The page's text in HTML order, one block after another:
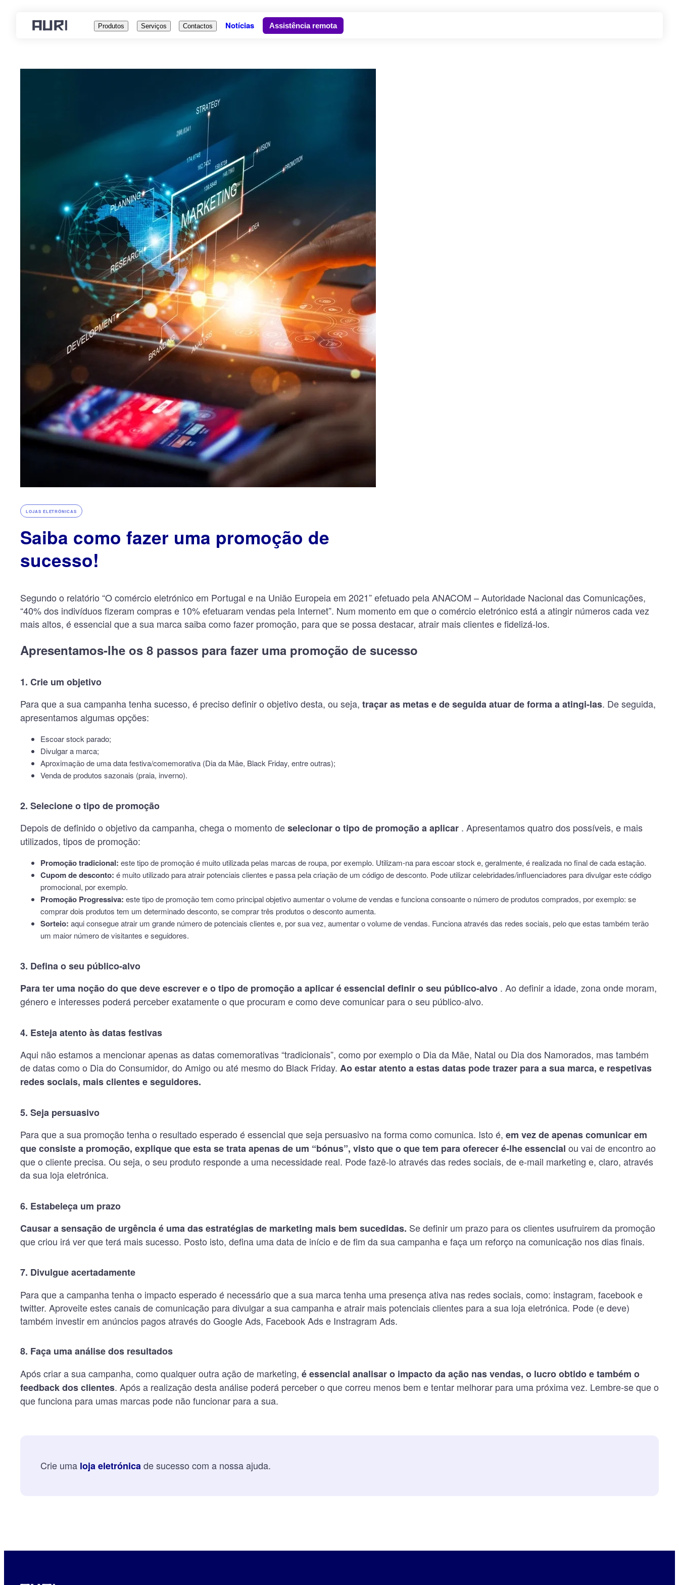
Produtos Serviços Contactos Notícias Assistência remota
LOJAS ELETRÓNICAS
Saiba como fazer uma promoção de
sucesso!
Segundo o relatório “O comércio eletrónico em Portugal e na União Europeia em 2021” efetuado pela ANACOM – Autoridade Nacional das Comunicações,
“40% dos indivíduos fizeram compras e 10% efetuaram vendas pela Internet”. Num momento em que o comércio eletrónico está a atingir números cada vez
mais altos, é essencial que a sua marca saiba como fazer promoção, para que se possa destacar, atrair mais clientes e fidelizá-los.
Apresentamos-lhe os 8 passos para fazer uma promoção de sucesso
1. Crie um objetivo
Para que a sua campanha tenha sucesso, é preciso definir o objetivo desta, ou seja, traçar as metas e de seguida atuar de forma a atingi-las. De seguida,
apresentamos algumas opções:
Escoar stock parado;
Divulgar a marca;
Aproximação de uma data festiva/comemorativa (Dia da Mãe, Black Friday, entre outras);
Venda de produtos sazonais (praia, inverno).
2. Selecione o tipo de promoção
Depois de definido o objetivo da campanha, chega o momento deselecionar o tipo de promoção a aplicar . Apresentamos quatro dos possíveis, e mais
utilizados, tipos de promoção:
Promoção tradicional: este tipo de promoção é muito utilizada pelas marcas de roupa, por exemplo. Utilizam-na para escoar stock e, geralmente, é realizada no final de cada estação.
Cupom de desconto: é muito utilizado para atrair potenciais clientes e passa pela criação de um código de desconto. Pode utilizar celebridades/influenciadores para divulgar este código
promocional, por exemplo.
Promoção Progressiva: este tipo de promoção tem como principal objetivo aumentar o volume de vendas e funciona consoante o número de produtos comprados, por exemplo: se
comprar dois produtos tem um determinado desconto, se comprar três produtos o desconto aumenta.
Sorteio: aqui consegue atrair um grande número de potenciais clientes e, por sua vez, aumentar o volume de vendas. Funciona através das redes sociais, pelo que estas também terão
um maior número de visitantes e seguidores.
3. Defina o seu público-alvo
Para ter uma noção do que deve escrever e o tipo de promoção a aplicar é essencial definir o seu público-alvo . Ao definir a idade, zona onde moram,
género e interesses poderá perceber exatamente o que procuram e como deve comunicar para o seu público-alvo.
4. Esteja atento às datas festivas
Aqui não estamos a mencionar apenas as datas comemorativas “tradicionais”, como por exemplo o Dia da Mãe, Natal ou Dia dos Namorados, mas também
de datas como o Dia do Consumidor, do Amigo ou até mesmo do Black Friday. Ao estar atento a estas datas pode trazer para a sua marca, e respetivas
redes sociais, mais clientes e seguidores.
5. Seja persuasivo
Para que a sua promoção tenha o resultado esperado é essencial que seja persuasivo na forma como comunica. Isto é, em vez de apenas comunicar em
que consiste a promoção, explique que esta se trata apenas de um “bónus”, visto que o que tem para oferecer é-lhe essencial ou vai de encontro ao
que o cliente precisa. Ou seja, o seu produto responde a uma necessidade real. Pode fazê-lo através das redes sociais, de e-mail marketing e, claro, através
da sua loja eletrónica.
6. Estabeleça um prazo
Causar a sensação de urgência é uma das estratégias de marketing mais bem sucedidas. Se definir um prazo para os clientes usufruirem da promoção
que criou irá ver que terá mais sucesso. Posto isto, defina uma data de início e de fim da sua campanha e faça um reforço na comunicação nos dias finais.
7. Divulgue acertadamente
Para que a campanha tenha o impacto esperado é necessário que a sua marca tenha uma presença ativa nas redes sociais, como: instagram, facebook e
twitter. Aproveite estes canais de comunicação para divulgar a sua campanha e atrair mais potenciais clientes para a sua loja eletrónica. Pode (e deve)
também investir em anúncios pagos através do Google Ads, Facebook Ads e Instragram Ads.
8. Faça uma análise dos resultados
Após criar a sua campanha, como qualquer outra ação de marketing, é essencial analisar o impacto da ação nas vendas, o lucro obtido e também o
feedback dos clientes. Após a realização desta análise poderá perceber o que correu menos bem e tentar melhorar para uma próxima vez. Lembre-se que o
que funciona para umas marcas pode não funcionar para a sua.
Crie uma loja eletrónicade sucesso com a nossa ajuda.